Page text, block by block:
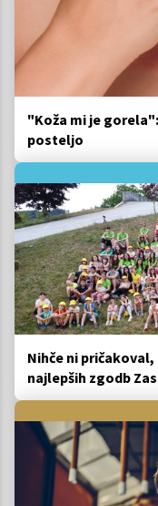
"Koža mi je
posteljo
Nihče ni
najlepših zgodb